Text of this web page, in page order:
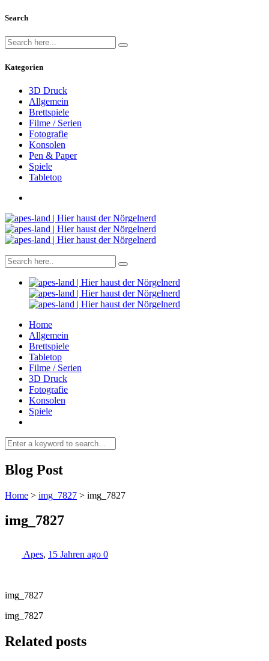
Search
Kategorien
3D Druck
Allgemein
Brettspiele
Filme / Serien
Fotografie
Konsolen
Pen & Paper
Spiele
Tabletop
Home
Allgemein
Brettspiele
Tabletop
Filme / Serien
3D Druck
Fotografie
Konsolen
Spiele
Blog Post
Home > img_7827 > img_7827
img_7827
Apes, 15 Jahren ago 0
img_7827
img_7827
Related posts